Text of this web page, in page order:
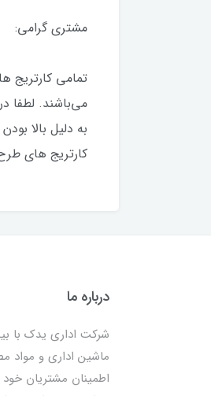
مشتری گرامی:
تمامی کارتریج
می‌باشند. لطفا
به دلیل بالا
کارتریج های
درباره ما
ماشین اداری و مواد
اطمینان مشتریان خود